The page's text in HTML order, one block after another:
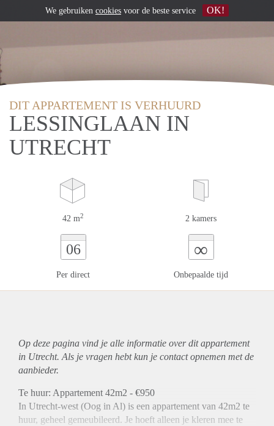
DIT APPARTEMENT IS VERHUURD
LESSINGLAAN IN
UTRECHT
42 m2 2 kamers
06
Per direct
∞
Onbepaalde tijd
Op deze pagina vind je alle informatie over ditappartement
in Utrecht. Als je vragen hebt kun je contact opnemen met de
aanbieder.
Te huur: Appartement 42m2 - €950
In Utrecht-west (Oog in Al) is een appartement van 42m2 te
huur, geheel gemeubileerd. Je hoeft alleen je kleren mee te
We gebruiken cookies voor de beste service OK!